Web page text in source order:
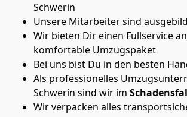
Schwerin
Unsere Mitarbeiter sind
Wir bieten Dir einen Fullservice
komfortable Umzugspaket
Bei uns bist Du in den besten
Als professionelles
Schwerin sind wir im
Wir verpacken alles